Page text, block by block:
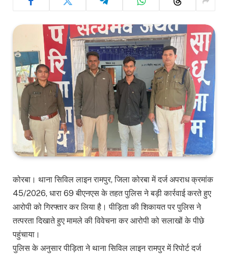
कोरबा। थाना सिविल लाइन रामपुर, जिला कोरबा में दर्ज अपराध क्रमांक
45/2026, धारा 69 बीएनएस के तहत पुलिस ने बड़ी कार्रवाई करते हुए
आरोपी को गिरफ्तार कर लिया है। पीड़िता की शिकायत पर पुलिस ने
तत्परता दिखाते हुए मामले की विवेचना कर आरोपी को सलाखों के पीछे
पहुंचाया।
पुलिस के अनुसार पीड़िता ने थाना सिविल लाइन रामपुर में रिपोर्ट दर्ज